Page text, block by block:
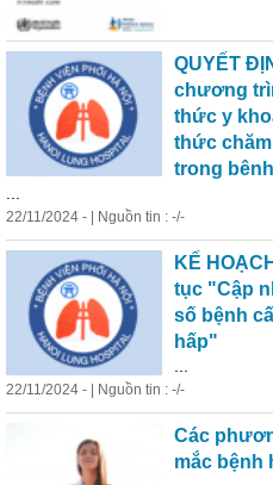
QUYẾT
chương
thức y
thức
trong
22/11/2024 - | Nguồn tin : -/-
KẾ
tục "Cập
số bệnh
hấp"
22/11/2024 - | Nguồn tin : -/-
Các
mắc bệnh